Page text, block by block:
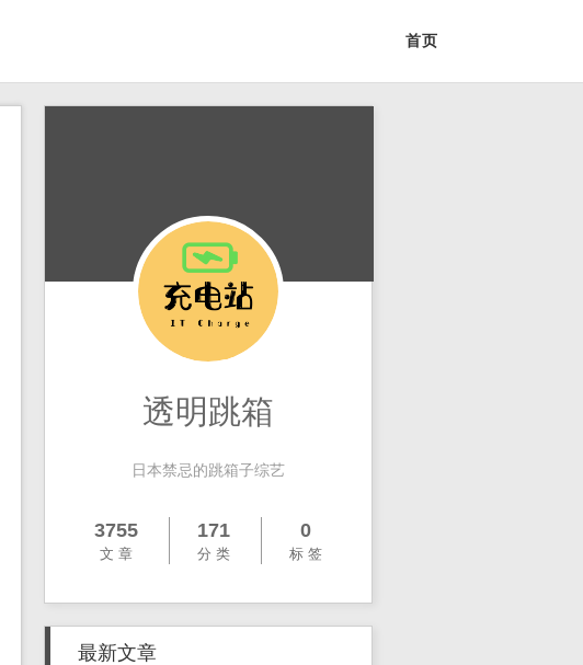
首页
透明跳箱
日本禁忌的跳箱子综艺
3755
文 章
171
分 类
0
标 签
最新文章